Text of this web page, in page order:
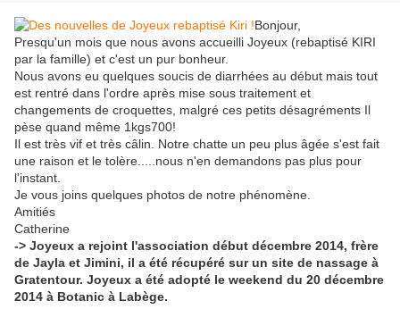
Bonjour,
Presqu'un mois que nous avons accueilli Joyeux (rebaptisé KIRI
par la famille) et c'est un pur bonheur.
Nous avons eu quelques soucis de diarrhées au début mais tout
est rentré dans l'ordre après mise sous traitement et
changements de croquettes, malgré ces petits désagréments Il
pèse quand même 1kgs700!
Il est très vif et très câlin. Notre chatte un peu plus âgée s'est fait
une raison et le tolère.....nous n'en demandons pas plus pour
l'instant.
Je vous joins quelques photos de notre phénomène.
Amitiés
Catherine
-> Joyeux a rejoint l'association début décembre 2014, frère
de Jayla et Jimini, il a été récupéré sur un site de nassage à
Gratentour. Joyeux a été adopté le weekend du 20 décembre
2014 à Botanic à Labège.